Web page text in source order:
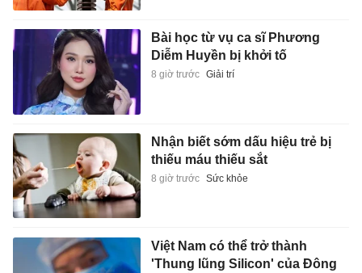
Bài học từ vụ ca sĩ Phương
Diễm Huyền bị khởi tố
8 giờ trước Giải trí
Nhận biết sớm dấu hiệu trẻ bị
thiếu máu thiếu sắt
8 giờ trước Sức khỏe
Việt Nam có thể trở thành
'Thung lũng Silicon' của Đông